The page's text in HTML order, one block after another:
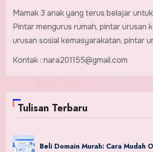
Mamak 3 anak yang terus belajar
Pintar mengurus rumah, pintar urusan
urusan sosial kemasyarakatan, pintar
Kontak : nara201155@gmail.com
Tulisan Terbaru
Beli Domain Murah: Cara Mudah